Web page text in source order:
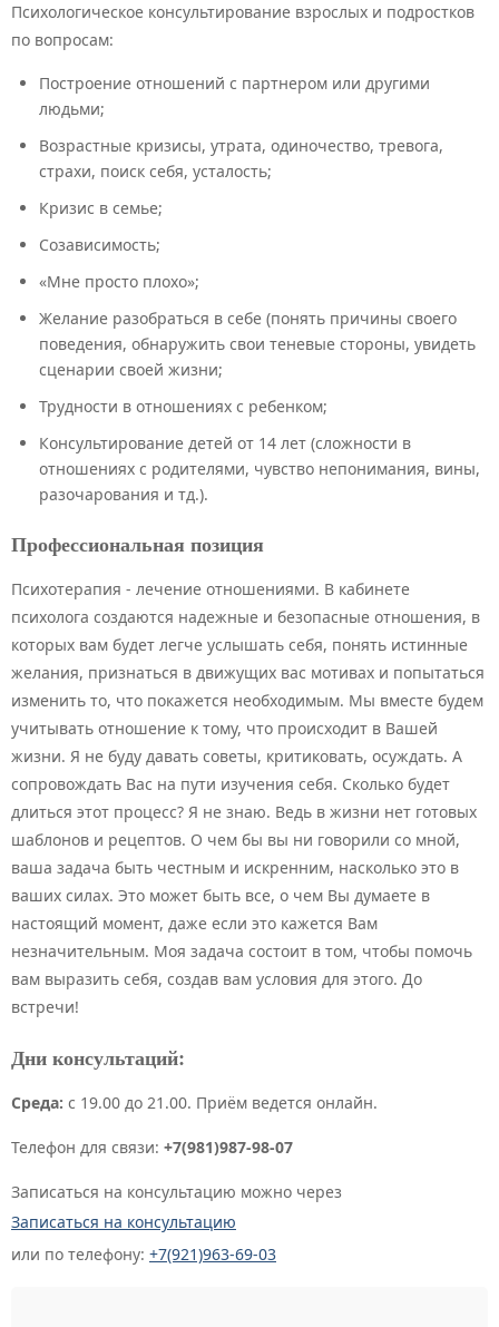
Психологическое консультирование взрослых и подростков
по вопросам:
Построение отношений с партнером или другими
людьми;
Возрастные кризисы, утрата, одиночество, тревога,
страхи, поиск себя, усталость;
Кризис в семье;
Созависимость;
«Мне просто плохо»;
Желание разобраться в себе (понять причины своего
поведения, обнаружить свои теневые стороны, увидеть
сценарии своей жизни;
Трудности в отношениях с ребенком;
Консультирование детей от 14 лет (сложности в
отношениях с родителями, чувство непонимания, вины,
разочарования и тд.).
Профессиональная позиция
Психотерапия - лечение отношениями. В кабинете
психолога создаются надежные и безопасные отношения, в
которых вам будет легче услышать себя, понять истинные
желания, признаться в движущих вас мотивах и попытаться
изменить то, что покажется необходимым. Мы вместе будем
учитывать отношение к тому, что происходит в Вашей
жизни. Я не буду давать советы, критиковать, осуждать. А
сопровождать Вас на пути изучения себя. Сколько будет
длиться этот процесс? Я не знаю. Ведь в жизни нет готовых
шаблонов и рецептов. О чем бы вы ни говорили со мной,
ваша задача быть честным и искренним, насколько это в
ваших силах. Это может быть все, о чем Вы думаете в
настоящий момент, даже если это кажется Вам
незначительным. Моя задача состоит в том, чтобы помочь
вам выразить себя, создав вам условия для этого. До
встречи!
Дни консультаций:
Среда: с 19.00 до 21.00. Приём ведется онлайн.
Телефон для связи: +7(981)987-98-07
Записаться на консультацию можно через
Записаться на консультацию
или по телефону: +7(921)963-69-03